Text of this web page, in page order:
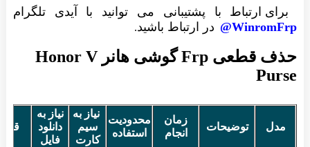
برای ارتباط با پشتیبانی می توانید با آیدی تلگرام
WinromFrp@
در ارتباط باشید.
حذف قطعی Frp گوشی هانر Honor V
Purse
مدل توضیحات
زمان
انجام
محدودیت
استفاده
نیاز به
سیم
کارت
نیاز به
دانلود
فایل